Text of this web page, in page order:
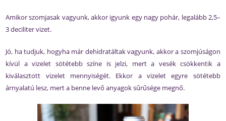
Amikor szomjasak vagyunk, akkor igyunk egy nagy pohár, legalább 2,5–
3 deciliter vizet.
Jó, ha tudjuk, hogyha már dehidratáltak vagyunk, akkor a szomjúságon
kívül a vizelet sötétebb színe is jelzi, mert a vesék csökkentik a
kiválasztott vizelet mennyiségét. Ekkor a vizelet egyre sötétebb
árnyalatú lesz, mert a benne levő anyagok sűrűsége megnő.